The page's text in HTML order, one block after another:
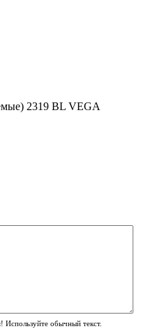
2319 BL VEGA
Используйте обычный текст.